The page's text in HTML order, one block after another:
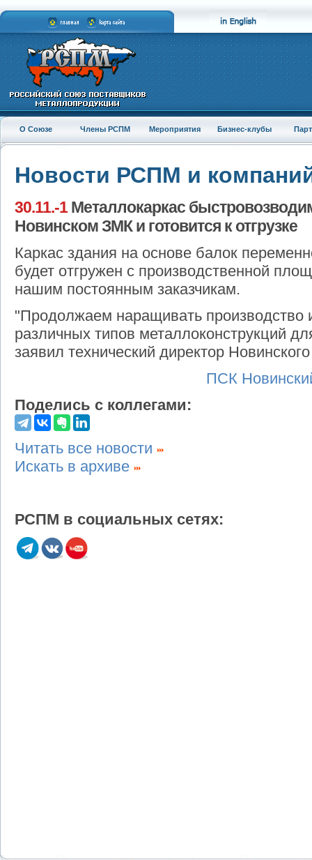
О Союзе Члены РСПМ Мероприятия Бизнес-клубы
Новости РСПМ и
30.11.-1Металлокаркас
Новинском ЗМК и готовится к отгрузке
Каркас здания на основе балок
будет отгружен c производственной
нашим постоянным заказчикам.
"Продолжаем наращивать производство
различных типов металлоконструкций
заявил технический директор
ПСК
Поделись с коллегами:
Читать все новости
Искать в архиве
РСПМ в социальных сетях: